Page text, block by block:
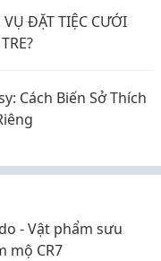
ĐẶT TIỆC CƯỚI
Cách Biến Sở Thích
- Vật phẩm sưu
mộ CR7